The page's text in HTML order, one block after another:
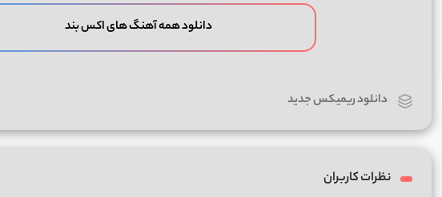
دانلود همه آهنگ های اکس بند
دانلود ریمیکس جدید
نظرات کاربران